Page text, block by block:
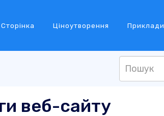
Ціноутворення Приклади
веб-сайту